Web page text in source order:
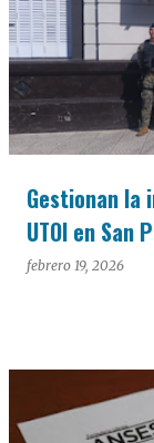
Gestionan la
UTOI en San
febrero 19, 2026